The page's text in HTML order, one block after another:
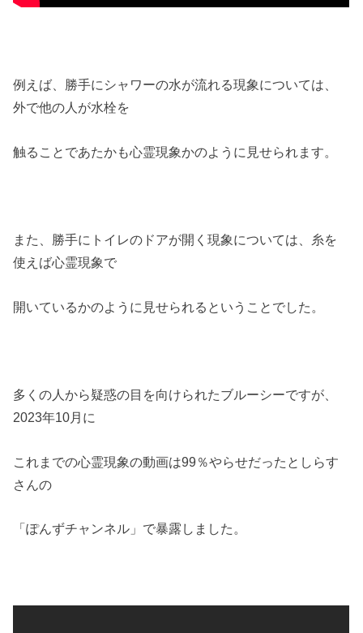
例えば、勝手にシャワーの水が流れる現象については、
外で他の人が水栓を
触ることであたかも心霊現象かのように見せられます。
また、勝手にトイレのドアが開く現象については、糸を
使えば心霊現象で
開いているかのように見せられるということでした。
多くの人から疑惑の目を向けられたブルーシーですが、
2023年10月に
これまでの心霊現象の動画は99％やらせだったとしらす
さんの
「ぽんずチャンネル」で暴露しました。